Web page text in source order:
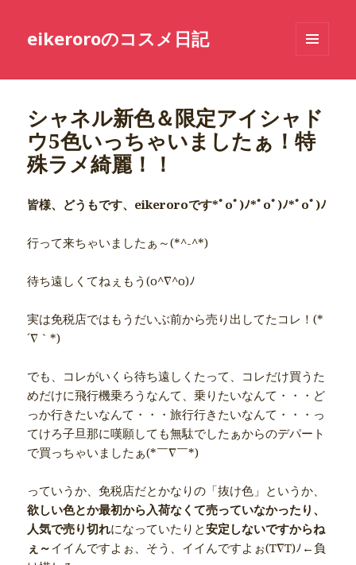
eikeroroのコスメ日記
ーとウ
シャネル新色＆限定アイシャド
ウ5色いっちゃいましたぁ！特
殊ラメ綺麗！！
皆様、どうもです、eikeroroです*ﾟoﾟ)ﾉ*ﾟoﾟ)ﾉ*ﾟoﾟ)ﾉ
行って来ちゃいましたぁ～(*^-^*)
待ち遠しくてねぇもう(o^∇^o)ﾉ
実は免税店ではもうだいぶ前から売り出してたコレ！(*
´∇｀*)
でも、コレがいくら待ち遠しくたって、コレだけ買うた
めだけに飛行機乗ろうなんて、乗りたいなんて・・・ど
っか行きたいなんて・・・旅行行きたいなんて・・・っ
てけろ子旦那に嘆願しても無駄でしたぁからのデパート
で買っちゃいましたぁ(*￣∇￣*)
っていうか、免税店だとかなりの「抜け色」というか、
欲しい色とか最初から入荷なくて売っていなかったり、
人気で売り切れになっていたりと安定しないですからね
ぇ～イイんですよぉ、そう、イイんですよぉ(T∇T)ﾉ←負